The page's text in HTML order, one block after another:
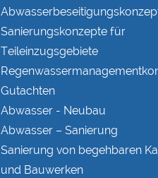
Sanierungs­konzepte für
Teileinzugs­gebiete
Gutachten
Abwasser - Neubau
Abwasser – Sanierung
Sanierung von begehbaren
und Bauwerken